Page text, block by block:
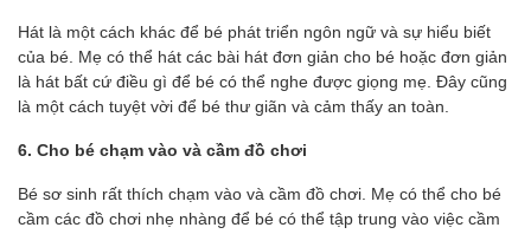
Hát là một cách khác để bé phát triển ngôn ngữ và sự hiểu biết
của bé. Mẹ có thể hát các bài hát đơn giản cho bé hoặc đơn giản
là hát bất cứ điều gì để bé có thể nghe được giọng mẹ. Đây cũng
là một cách tuyệt vời để bé thư giãn và cảm thấy an toàn.
6. Cho bé chạm vào và cầm đồ chơi
Bé sơ sinh rất thích chạm vào và cầm đồ chơi. Mẹ có thể cho bé
cầm các đồ chơi nhẹ nhàng để bé có thể tập trung vào việc cầm